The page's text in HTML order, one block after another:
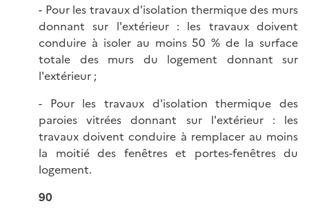
- Pour les travaux d'isolation thermique des murs
donnant sur l'extérieur : les travaux doivent
conduire à isoler au moins 50 % de la surface
totale des murs du logement donnant sur
l'extérieur ;
- Pour les travaux d'isolation thermique des
paroies vitrées donnant sur l'extérieur : les
travaux doivent conduire à remplacer au moins
la moitié des fenêtres et portes-fenêtres du
logement.
90